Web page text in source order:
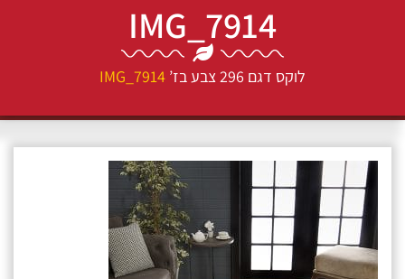
IMG_7914
לוקס דגם 296 צבע בז’ IMG_7914